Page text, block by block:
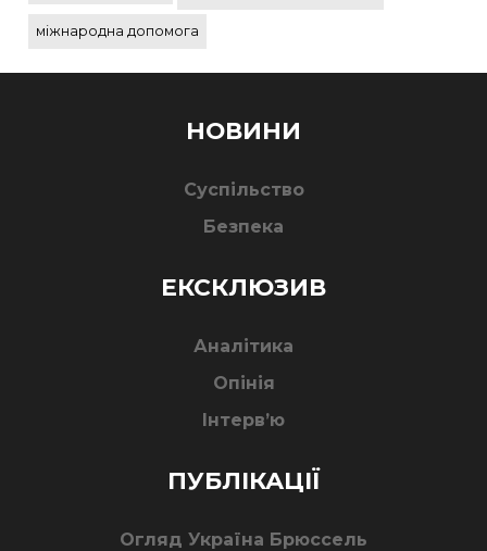
міжнародна допомога
НОВИНИ
Суспільство
Безпека
ЕКСКЛЮЗИВ
Аналітика
Опінія
Інтерв’ю
ПУБЛІКАЦІЇ
Огляд Україна Брюссель